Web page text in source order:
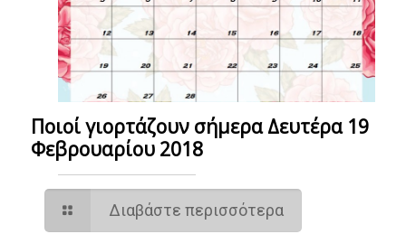
Ποιοί γιορτάζουν σήμερα Δευτέρα 19
Φεβρουαρίου 2018
Διαβάστε περισσότερα